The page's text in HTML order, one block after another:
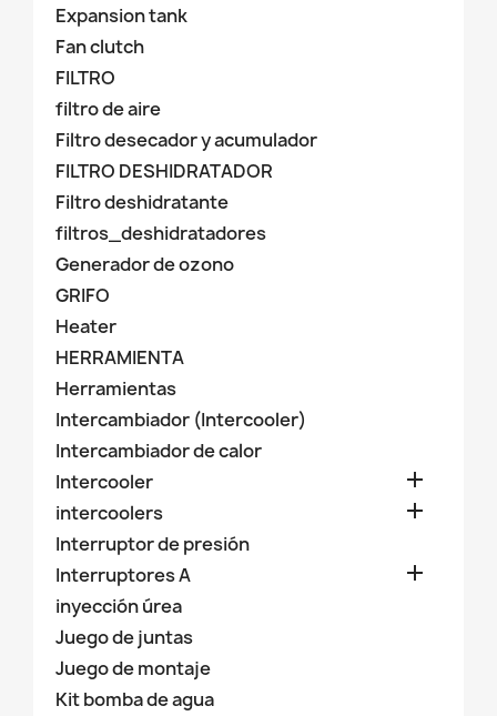
Expansion tank
Fan clutch
FILTRO
filtro de aire
Filtro desecador y acumulador
FILTRO DESHIDRATADOR
Filtro deshidratante
filtros_deshidratadores
Generador de ozono
GRIFO
Heater
HERRAMIENTA
Herramientas
Intercambiador (Intercooler)
Intercambiador de calor
Intercooler

intercoolers 
Interruptor de presión
Interruptores A

inyección úrea
Juego de juntas
Juego de montaje
Kit bomba de agua